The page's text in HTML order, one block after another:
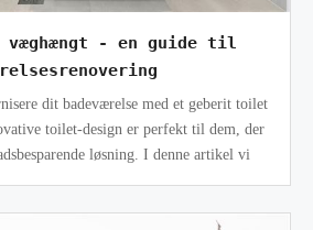
væghængt - en guide til
badeværelse med et geberit toilet
løsning. I denne artikel vi